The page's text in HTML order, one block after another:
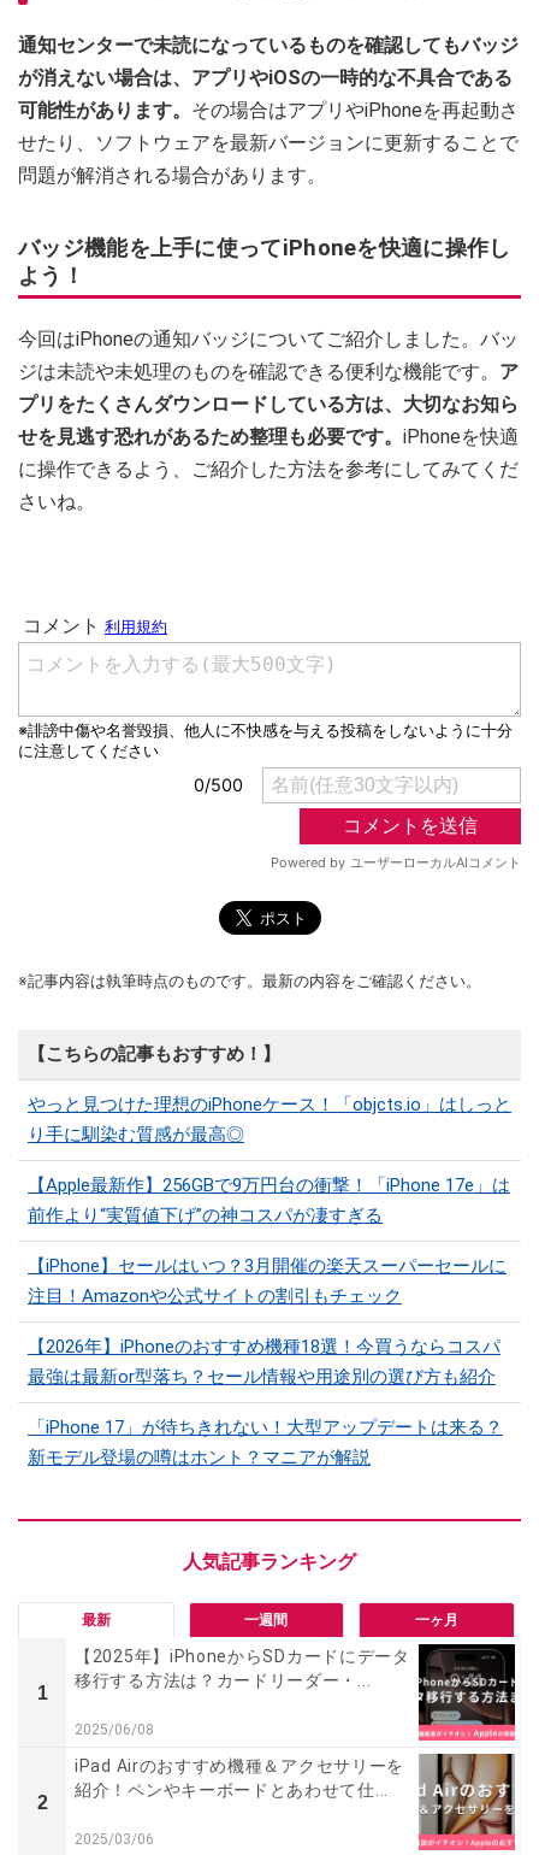
通知センターで未読になっているものを確認してもバッジ
が消えない場合は、アプリやiOSの一時的な不具合である
可能性があります。 その場合はアプリやiPhoneを再起動さ
せたり、ソフトウェアを最新バージョンに更新することで
問題が解消される場合があります。
バッジ機能を上手に使ってiPhoneを快適に操作し
よう！
今回はiPhoneの通知バッジについてご紹介しました。バッ
ジは未読や未処理のものを確認できる便利な機能です。 ア
プリをたくさんダウンロードしている方は、大切なお知ら
せを見逃す恐れがあるため整理も必要です。 iPhoneを快適
に操作できるよう、ご紹介した方法を参考にしてみてくだ
さいね。
※記事内容は執筆時点のものです。最新の内容をご確認ください。
【こちらの記事もおすすめ！】
やっと見つけた理想のiPhoneケース！「objcts.io」はしっと
り手に馴染む質感が最高◎
【Apple最新作】256GBで9万円台の衝撃！「iPhone 17e」は
前作より“実質値下げ”の神コスパが凄すぎる
【iPhone】セールはいつ？3月開催の楽天スーパーセールに
注目！Amazonや公式サイトの割引もチェック
【2026年】iPhoneのおすすめ機種18選！今買うならコスパ
最強は最新or型落ち？セール情報や用途別の選び方も紹介
「iPhone 17」が待ちきれない！大型アップデートは来る？
新モデル登場の噂はホント？マニアが解説
最新 一週間 一ヶ月
1
【2025年】iPhoneからSDカードにデータ
移行する方法は？カードリーダー・...
2025/06/08
2
iPad Airのおすすめ機種＆アクセサリーを
紹介！ペンやキーボードとあわせて仕...
2025/03/06